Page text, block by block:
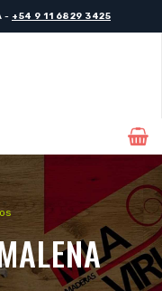
- +54 9 11 6829 3425
-+54 9 11 6829 3425